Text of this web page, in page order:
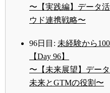
〜【実践編】データ
ウド連携戦略〜
96日目: 未経験から
【Day 96】
〜【未来展望】デー
未来とGTMの役割〜